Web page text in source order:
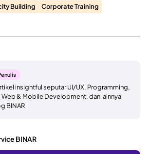
Building Corporate Training
insightful seputar UI/UX, Programming,
Web & Mobile Development, dan lainnya
BINAR
BINAR